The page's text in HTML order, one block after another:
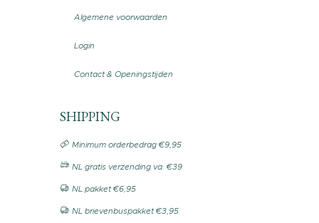
Algemene voorwaarden
Login
Contact & Openingstijden
SHIPPING
Minimum orderbedrag €9,95
NL gratis verzending va. €39
NL pakket €6,95
NL brievenbuspakket €3,95